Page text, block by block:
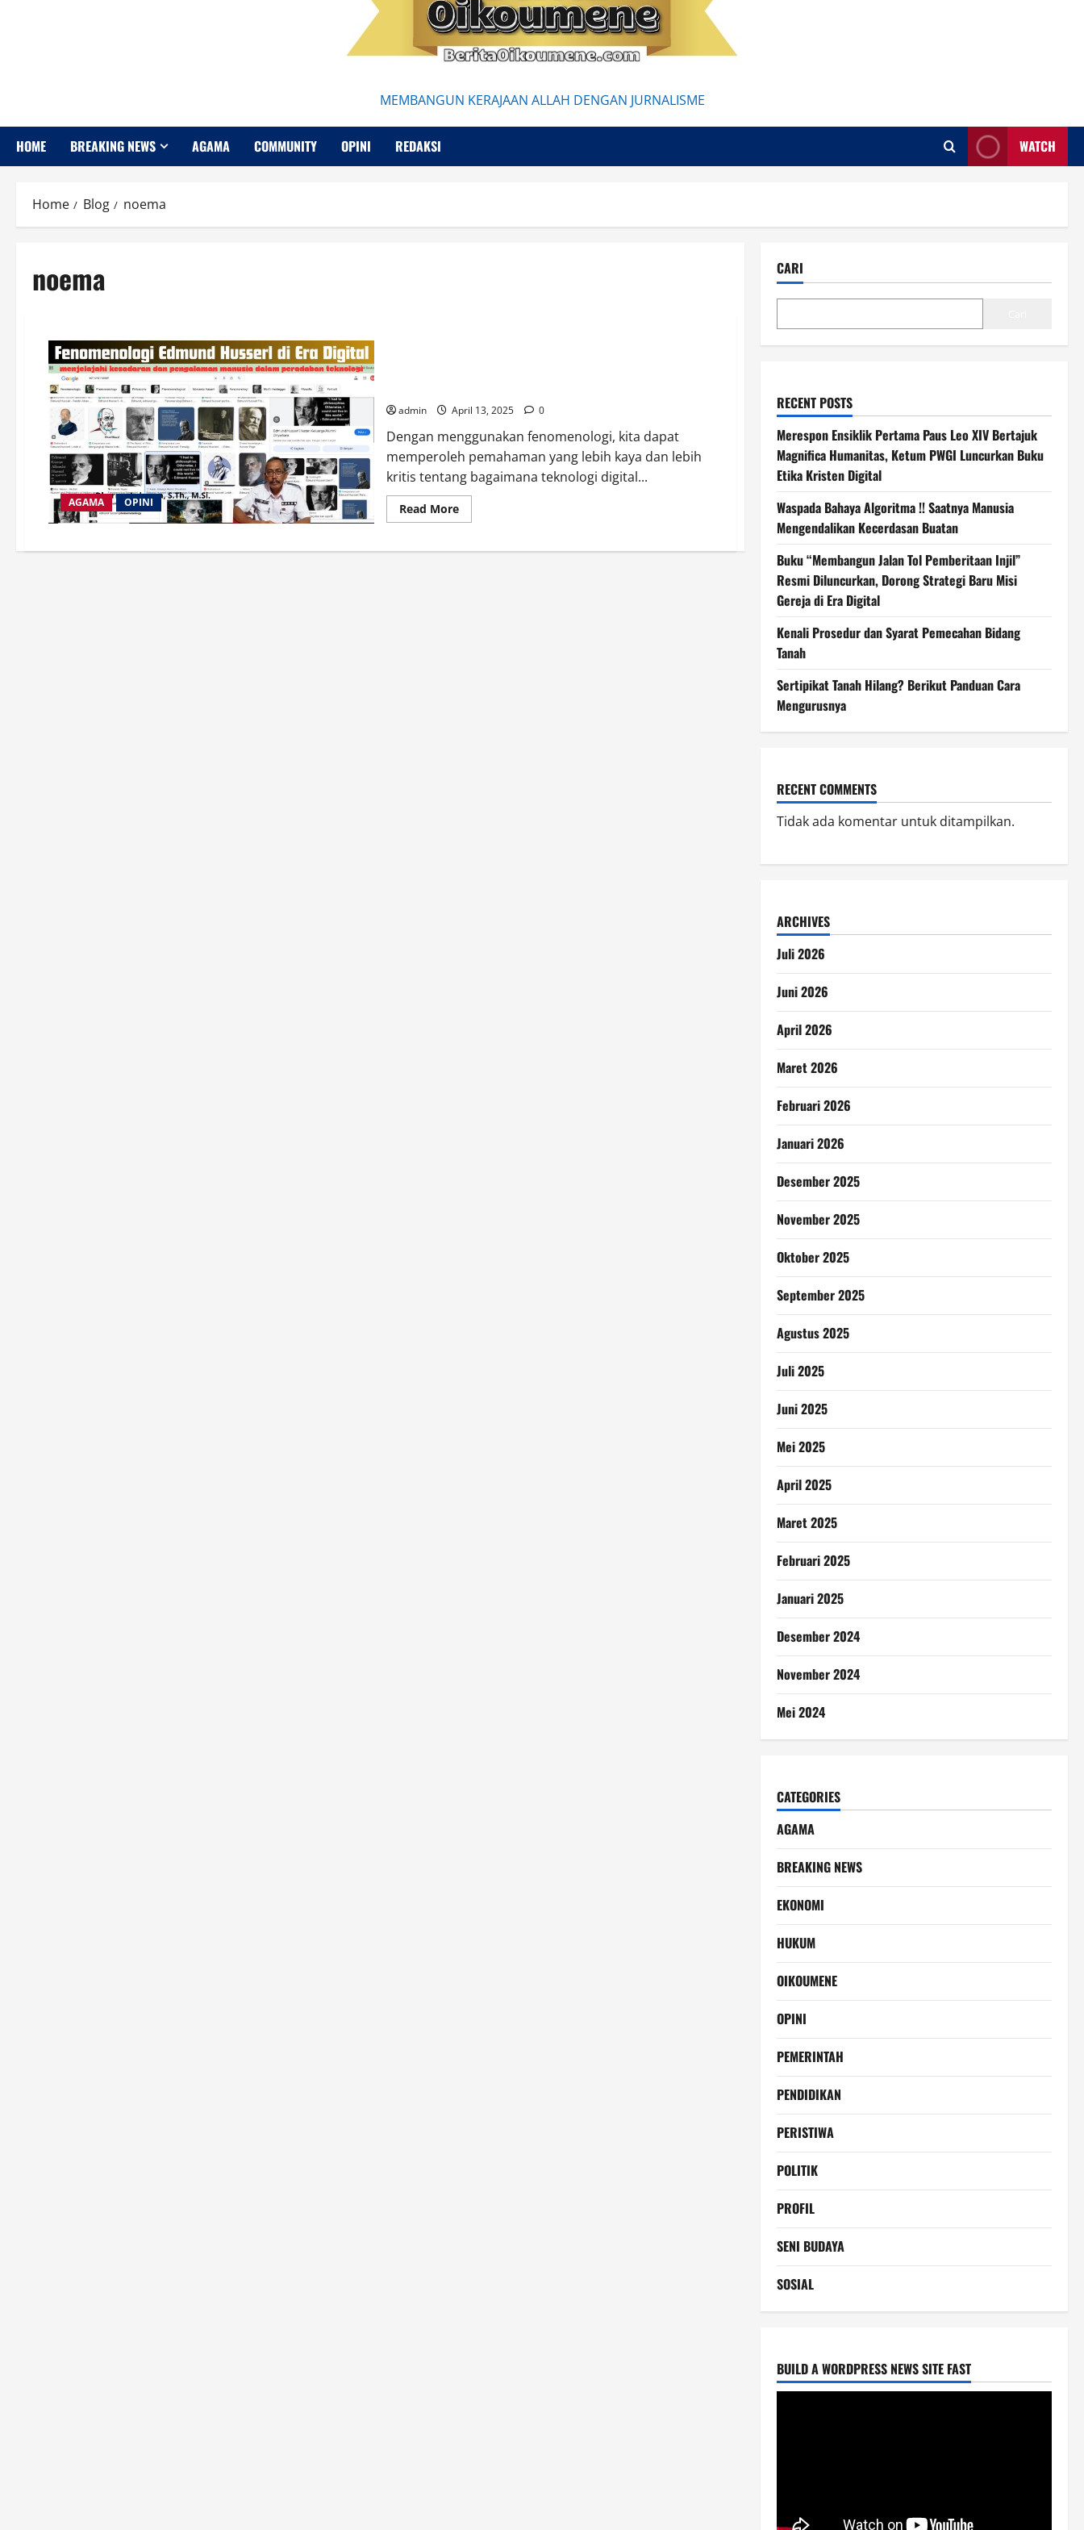
MEMBANGUN KERAJAAN ALLAH DENGAN JURNALISME
HOME BREAKING NEWS AGAMA COMMUNITY OPINI REDAKSI WATCH
Home Blog noema
noema
AGAMA OPINI
admin April 13, 2025 0
Dengan menggunakan fenomenologi, kita dapat
memperoleh pemahaman yang lebih kaya dan lebih
kritis tentang bagaimana teknologi digital...
Read MoreRead
more
Edmund
CARI
RECENT POSTS
Merespon Ensiklik Pertama Paus Leo XIV Bertajuk
Magnifica Humanitas, Ketum PWGI Luncurkan Buku
Etika Kristen Digital
Waspada Bahaya Algoritma !! Saatnya Manusia
Mengendalikan Kecerdasan Buatan
Buku “Membangun Jalan Tol Pemberitaan Injil”
Resmi Diluncurkan, Dorong Strategi Baru Misi
Gereja di Era Digital
Kenali Prosedur dan Syarat Pemecahan Bidang
Tanah
Sertipikat Tanah Hilang? Berikut Panduan Cara
Mengurusnya
RECENT COMMENTS
Tidak ada komentar untuk ditampilkan.
ARCHIVES
Juli 2026
Juni 2026
April 2026
Maret 2026
Februari 2026
Januari 2026
Desember 2025
November 2025
Oktober 2025
September 2025
Agustus 2025
Juli 2025
Juni 2025
Mei 2025
April 2025
Maret 2025
Februari 2025
Januari 2025
Desember 2024
November 2024
Mei 2024
CATEGORIES
AGAMA
BREAKING NEWS
EKONOMI
HUKUM
OIKOUMENE
OPINI
PEMERINTAH
PENDIDIKAN
PERISTIWA
POLITIK
PROFIL
SENI BUDAYA
SOSIAL
BUILD A WORDPRESS NEWS SITE FAST